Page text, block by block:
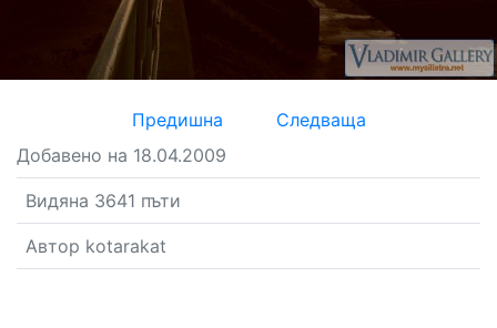
Предишна
Следваща
Добавено на 18.04.2009
Видяна 3641 пъти
Автор kotarakat